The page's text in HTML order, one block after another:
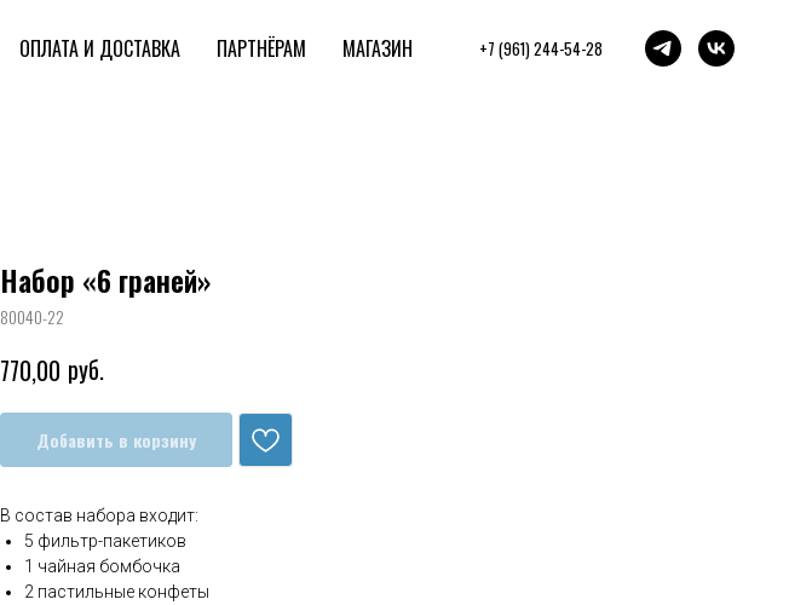
ОПЛАТА И ДОСТАВКА ПАРТНЁРАМ МАГАЗИН +7 (961) 244-54-28
Набор «6 граней»
80040-22
770,00 руб.
Добавить в корзину
В состав набора входит:
5 фильтр-пакетиков
1 чайная бомбочка
2 пастильные конфеты